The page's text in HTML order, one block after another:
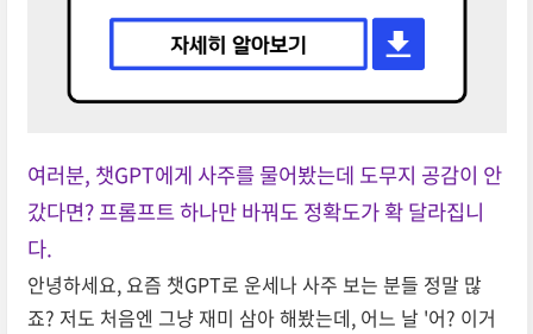
여러분, 챗GPT에게 사주를 물어봤는데 도무지 공감이 안
갔다면? 프롬프트 하나만 바꿔도 정확도가 확 달라집니
다.
안녕하세요, 요즘 챗GPT로 운세나 사주 보는 분들 정말 많
죠? 저도 처음엔 그냥 재미 삼아 해봤는데, 어느 날 '어? 이거